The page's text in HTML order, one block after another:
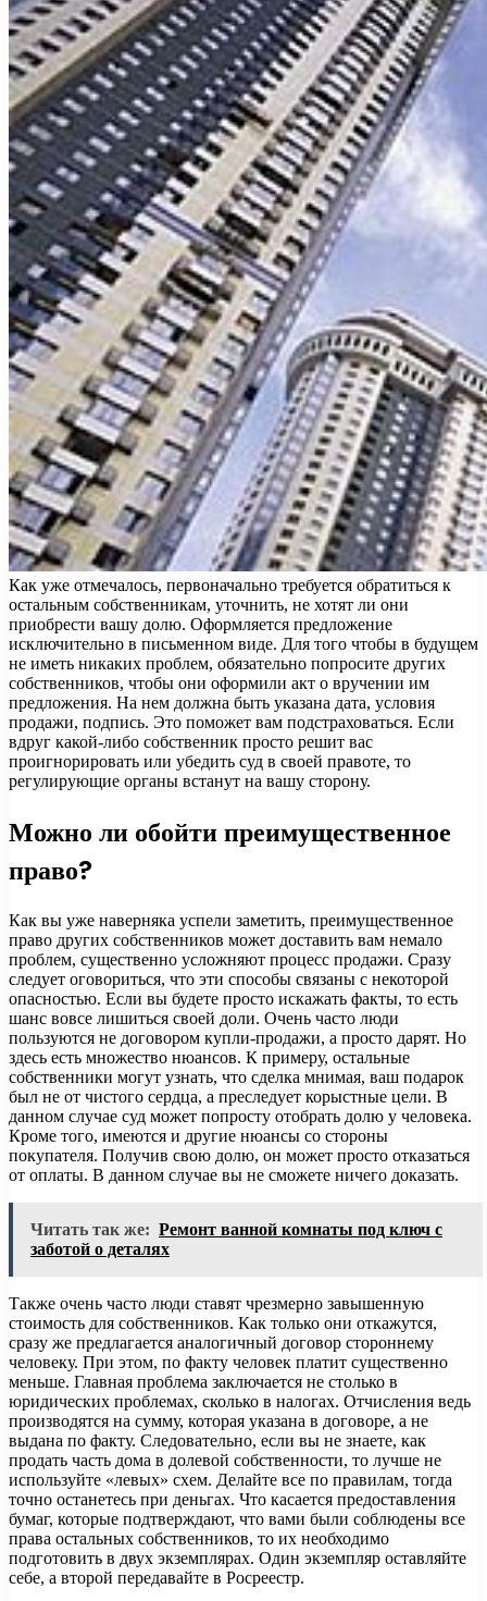
Как уже отмечалось, первоначально требуется обратиться к
остальным собственникам, уточнить, не хотят ли они
приобрести вашу долю. Оформляется предложение
исключительно в письменном виде. Для того чтобы в будущем
не иметь никаких проблем, обязательно попросите других
собственников, чтобы они оформили акт о вручении им
предложения. На нем должна быть указана дата, условия
продажи, подпись. Это поможет вам подстраховаться. Если
вдруг какой-либо собственник просто решит вас
проигнорировать или убедить суд в своей правоте, то
регулирующие органы встанут на вашу сторону.
Можно ли обойти преимущественное
право?
Как вы уже наверняка успели заметить, преимущественное
право других собственников может доставить вам немало
проблем, существенно усложняют процесс продажи. Сразу
следует оговориться, что эти способы связаны с некоторой
опасностью. Если вы будете просто искажать факты, то есть
шанс вовсе лишиться своей доли. Очень часто люди
пользуются не договором купли-продажи, а просто дарят. Но
здесь есть множество нюансов. К примеру, остальные
собственники могут узнать, что сделка мнимая, ваш подарок
был не от чистого сердца, а преследует корыстные цели. В
данном случае суд может попросту отобрать долю у человека.
Кроме того, имеются и другие нюансы со стороны
покупателя. Получив свою долю, он может просто отказаться
от оплаты. В данном случае вы не сможете ничего доказать.
Читать так же: Ремонт ванной комнаты под ключ с
заботой о деталях
Также очень часто люди ставят чрезмерно завышенную
стоимость для собственников. Как только они откажутся,
сразу же предлагается аналогичный договор стороннему
человеку. При этом, по факту человек платит существенно
меньше. Главная проблема заключается не столько в
юридических проблемах, сколько в налогах. Отчисления ведь
производятся на сумму, которая указана в договоре, а не
выдана по факту. Следовательно, если вы не знаете, как
продать часть дома в долевой собственности, то лучше не
используйте «левых» схем. Делайте все по правилам, тогда
точно останетесь при деньгах. Что касается предоставления
бумаг, которые подтверждают, что вами были соблюдены все
права остальных собственников, то их необходимо
подготовить в двух экземплярах. Один экземпляр оставляйте
себе, а второй передавайте в Росреестр.